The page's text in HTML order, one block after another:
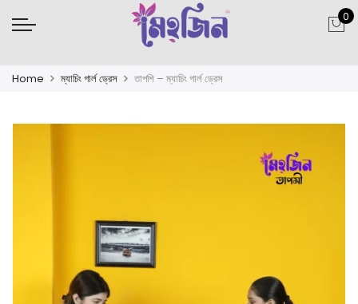
0
Home ম্যাচিং গার্ল ড্রেস তাপশি – ম্যাচিং গার্ল ড্রেস